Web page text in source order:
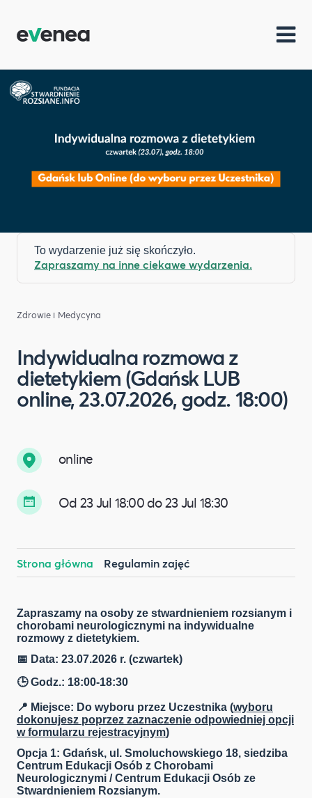
To wydarzenie już się skończyło.
Zapraszamy na inne ciekawe wydarzenia.
Zdrowie i Medycyna
Indywidualna rozmowa z
dietetykiem (Gdańsk LUB
online, 23.07.2026, godz. 18:00)
online
Od 23 Jul 18:00 do 23 Jul 18:30
Strona główna Regulamin zajęć
Zapraszamy na osoby ze stwardnieniem rozsianym i
chorobami neurologicznymi na indywidualne
rozmowy z dietetykiem.
📅 Data: 23.07.2026 r. (czwartek)
🕒 Godz.: 18:00-18:30
📍 Miejsce: Do wyboru przez Uczestnika (wyboru
dokonujesz poprzez zaznaczenie odpowiedniej opcji
w formularzu rejestracyjnym)
Opcja 1: Gdańsk, ul. Smoluchowskiego 18, siedziba
Centrum Edukacji Osób z Chorobami
Neurologicznymi / Centrum Edukacji Osób ze
Stwardnieniem Rozsianym.